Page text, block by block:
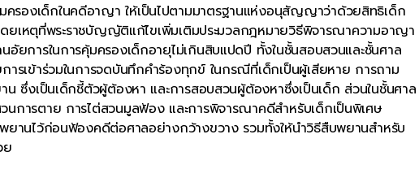
รองเด็กในคดีอาญา ให้เป็นไปตามมาตรฐานแห่งอนุสัญญาว่าด้วยสิทธิเด็ก
ยเหตุที่พระราชบัญญัติแก้ไขเพิ่มเติมประมวลกฎหมายวิธีพิจารณาความอาญา
ารในการคุ้มครองเด็กอายุไม่เกินสิบแปดปี ทั้งในชั้นสอบสวนและชั้นศาล
รเข้าร่วมในการจดบันทึกคำร้องทุกข์ ในกรณีที่เด็กเป็นผู้เสียหาย การถาม
ซึ่งเป็นเด็กชี้ตัวผู้ต้องหา และการสอบสวนผู้ต้องหาซึ่งเป็นเด็ก ส่วนในชั้นศาล
นการตาย การไต่สวนมูลฟ้อง และการพิจารณาคดีสำหรับเด็กเป็นพิเศษ
ยานไว้ก่อนฟ้องคดีต่อศาลอย่างกว้างขวาง รวมทั้งให้นำวิธีสืบพยานสำหรับ
ย